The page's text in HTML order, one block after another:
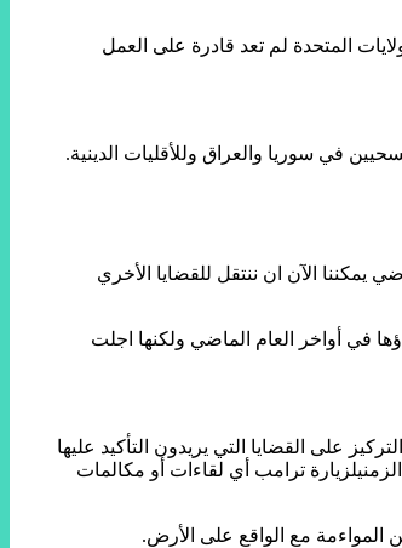
المتحدة لم تعد قادرة على العمل
في سوريا والعراق وللأقليات الدينية.
الآن ان ننتقل للقضايا الأخري
في جولته التي ستستغرق 4 ايام في 3 دول، وكان من المقرر اجراؤها في أواخر العام الماضي ولكنها اجلت
على القضايا التي يريدون التأكيد عليها
ترامب أي لقاءات أو مكالمات
المواءمة مع الواقع على الأرض.